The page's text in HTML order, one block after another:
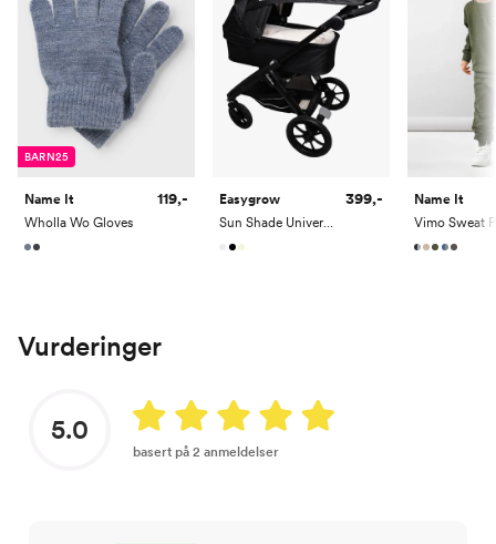
BARN25
Name It
Wholla Wo Gloves
119,-
Easygrow
Sun Shade Universal
399,- Name It
Vurderinger
5.0
basert på 2 anmeldelser